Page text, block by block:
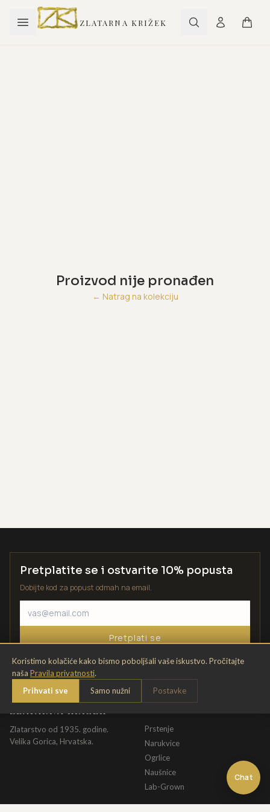
ZLATARNA KRIŽEK
Proizvod nije pronađen
← Natrag na kolekciju
Chat
Koristimo kolačiće kako bismo poboljšali vaše iskustvo. Pročitajte
naša Pravila privatnosti.
Prihvati sve
Samo nužni Postavke
Pretplatite se i ostvarite 10% popusta
Dobijte kod za popust odmah na email.
Pretplati se
Zlatarstvo od 1935. godine.
Velika Gorica, Hrvatska.
Prstenje
Narukvice
Ogrlice
Naušnice
Lab-Grown